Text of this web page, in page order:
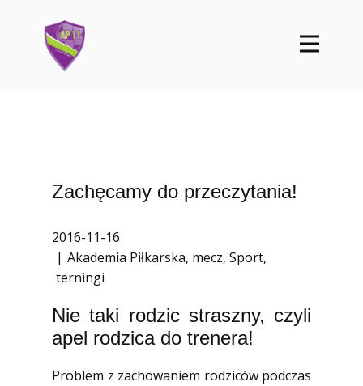
Zachęcamy do przeczytania!
2016-11-16
Akademia Piłkarska, mecz, Sport,
terningi
Nie taki rodzic straszny, czyli
apel rodzica do trenera!
Problem z zachowaniem rodziców podczas